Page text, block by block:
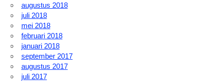
augustus 2018
juli 2018
mei 2018
februari 2018
januari 2018
september 2017
augustus 2017
juli 2017